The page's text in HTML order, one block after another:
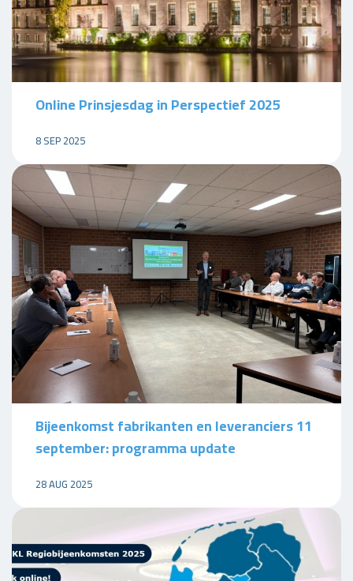
Online Prinsjesdag in Perspectief 2025
8 SEP 2025
Bijeenkomst fabrikanten en leveranciers 11
september: programma update
28 AUG 2025